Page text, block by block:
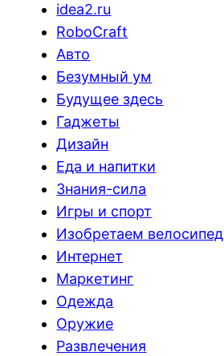
idea2.ru
RoboCraft
Авто
Безумный ум
Будущее здесь
Гаджеты
Дизайн
Еда и напитки
Знания-сила
Игры и спорт
Изобретаем велосипед
Интернет
Маркетинг
Одежда
Оружие
Развлечения